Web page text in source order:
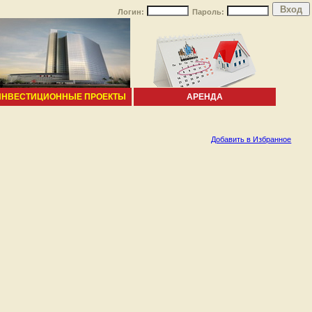
Логин: Пароль:
ПРОЕКТЫ АРЕНДА
Добавить в Избранное